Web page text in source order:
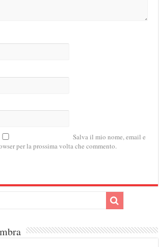
Salva il mio nome, email e
per la prossima volta che commento.